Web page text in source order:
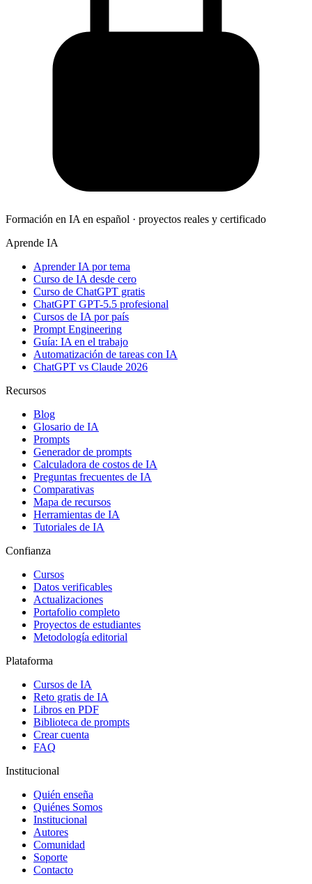
Formación en IA en español · proyectos reales y certificado
Aprende IA
Aprender IA por tema
Curso de IA desde cero
Curso de ChatGPT gratis
ChatGPT GPT-5.5 profesional
Cursos de IA por país
Prompt Engineering
Guía: IA en el trabajo
Automatización de tareas con IA
ChatGPT vs Claude 2026
Recursos
Blog
Glosario de IA
Prompts
Generador de prompts
Calculadora de costos de IA
Preguntas frecuentes de IA
Comparativas
Mapa de recursos
Herramientas de IA
Tutoriales de IA
Confianza
Cursos
Datos verificables
Actualizaciones
Portafolio completo
Proyectos de estudiantes
Metodología editorial
Plataforma
Cursos de IA
Reto gratis de IA
Libros en PDF
Biblioteca de prompts
Crear cuenta
FAQ
Institucional
Quién enseña
Quiénes Somos
Institucional
Autores
Comunidad
Soporte
Contacto